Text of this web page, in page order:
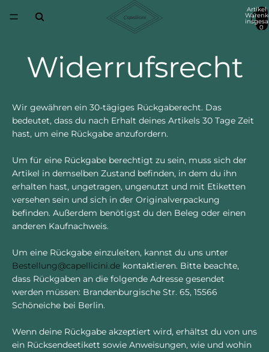
Artikel
0
Widerrufsrecht
Wir gewähren ein 30-tägiges Rückgaberecht. Das
bedeutet, dass du nach Erhalt deines Artikels 30 Tage Zeit
hast, um eine Rückgabe anzufordern.
Um für eine Rückgabe berechtigt zu sein, muss sich der
Artikel in demselben Zustand befinden, in dem du ihn
erhalten hast, ungetragen, ungenutzt und mit Etiketten
versehen sein und sich in der Originalverpackung
befinden. Außerdem benötigst du den Beleg oder einen
anderen Kaufnachweis.
Um eine Rückgabe einzuleiten, kannst du uns unter
Bestellung@capellicini.de kontaktieren. Bitte beachte,
dass Rückgaben an die folgende Adresse gesendet
werden müssen: Brandenburgische Str. 65, 15566
Schöneiche bei Berlin.
Wenn deine Rückgabe akzeptiert wird, erhältst du von uns
ein Rücksendeetikett sowie Anweisungen, wie und wohin